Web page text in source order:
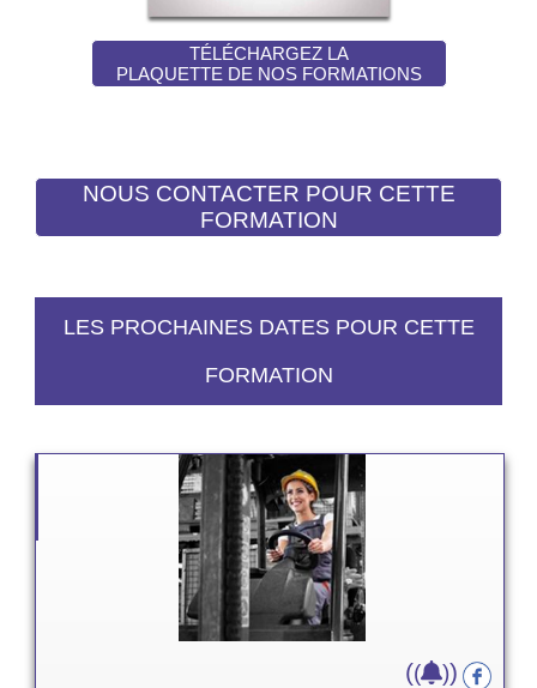
TÉLÉCHARGEZ LA
PLAQUETTE DE NOS FORMATIONS
LES PROCHAINES DATES POUR CETTE
FORMATION
(( ))